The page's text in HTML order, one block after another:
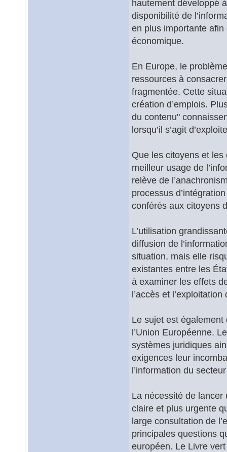
hautement développé
disponibilité de
en plus importante
économique.
En Europe, le
ressources à
fragmentée. Cette
création d’emplois.
du contenu"
lorsqu’il s’agit
Que les citoyens et les
meilleur usage de
relève de
processus
conférés aux citoyens
L’utilisation
diffusion de
situation, mais elle
existantes entre les
à examiner les effets
l’accès et
Le sujet est également
l’Union Européenne.
systèmes juridiques
exigences leur
l’information du
La nécessité de lancer
claire et plus urgente
large consultation de
principales questions
européen. Le Livre